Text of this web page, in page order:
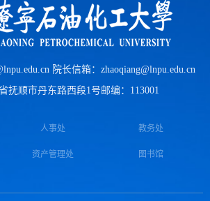
院长信箱：zhaoqiang@lnpu.edu.cn
抚顺市丹东路西段1号 邮编：113001
人事处 教务处
资产管理处 图书馆